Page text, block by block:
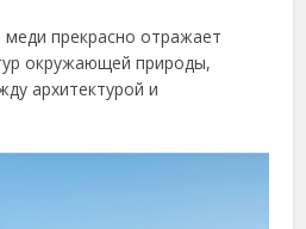
прекрасно отражает
окружающей природы,
архитектурой и